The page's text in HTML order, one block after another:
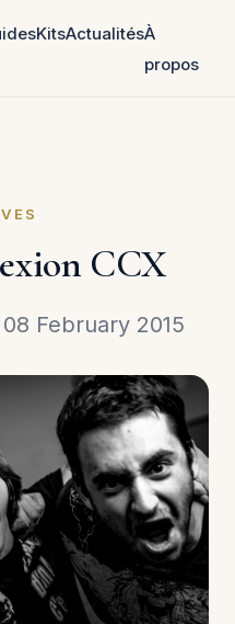
KitsActualitésÀ
propos
CCX
08 February 2015